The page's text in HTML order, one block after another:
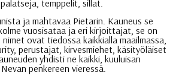
temppelit, sillat.
ja mahtavaa Pietarin. Kauneus se
vuosisataa ja eri kirjoittajat, se on
ovat tiedossa kaikkialla maailmassa,
perustajat, kirvesmiehet, käsityöläiset
yhdisti ne kaikki, kuuluisan
penkereen vieressä.